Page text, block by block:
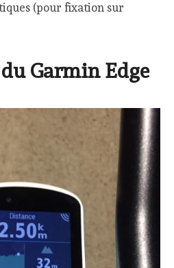
(pour fixation sur
Garmin Edge